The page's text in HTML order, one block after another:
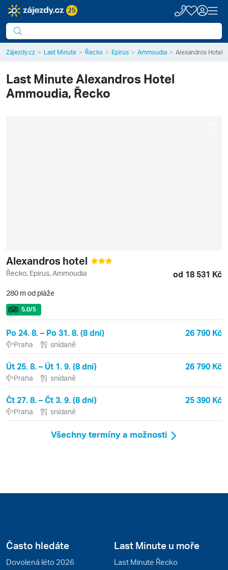
25
Zájezdy.cz Last Minute Řecko Epirus Ammoudia Alexandros Hotel
Last MinuteAlexandros Hotel
Ammoudia, Řecko
Alexandros hotel
Řecko, Epirus, Ammoudia od 18 531 Kč
280 m od pláže
5.0/5
Po 24. 8. – Po 31. 8. (8 dní) 26 790 Kč
Praha snídaně
Út 25. 8. – Út 1. 9. (8 dní) 26 790 Kč
Praha snídaně
Čt 27. 8. – Čt 3. 9. (8 dní) 25 390 Kč
Praha snídaně
Všechny termíny a možnosti
Často hledáte
Dovolená léto 2026
Last Minute u moře
Last Minute Řecko